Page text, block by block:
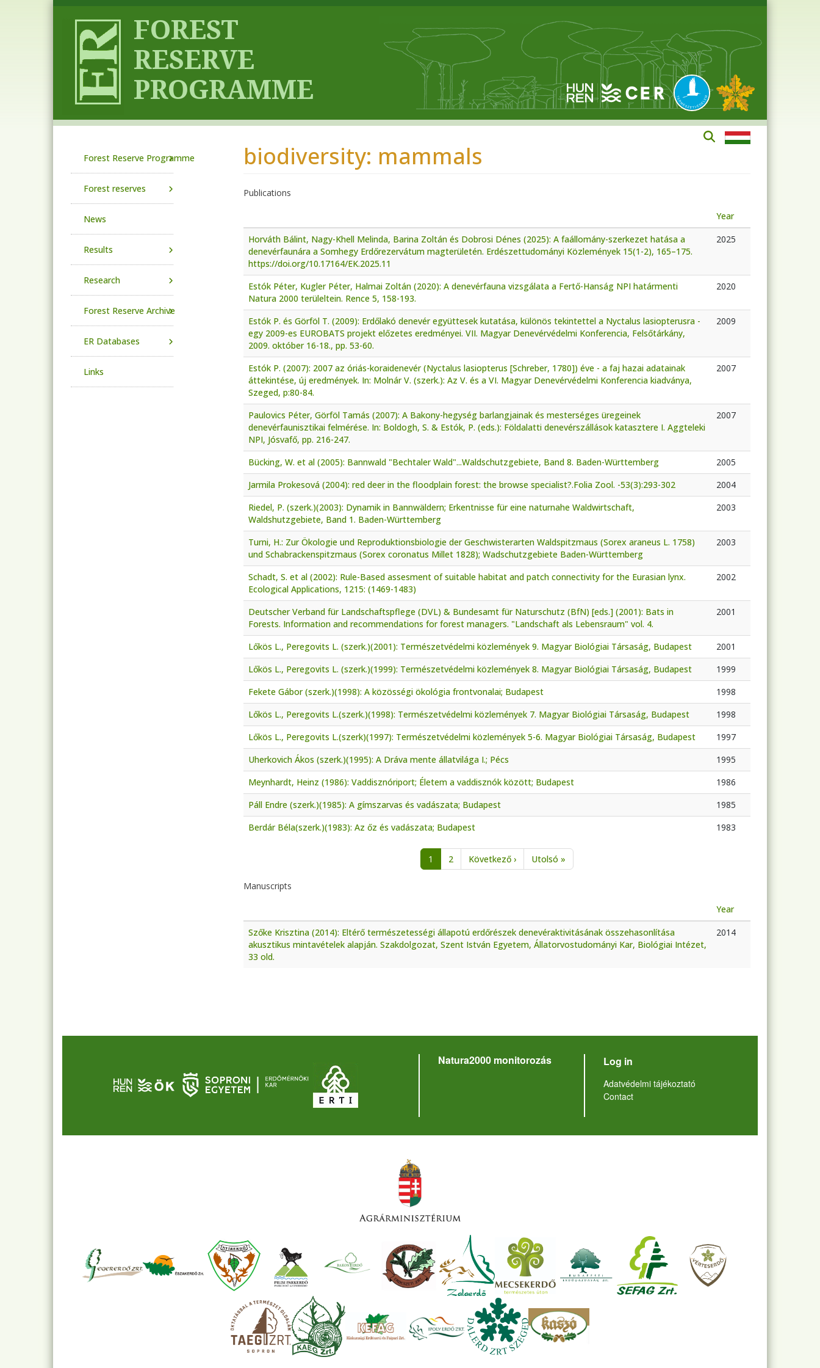
biodiversity: mammals
Publications
Year
Horváth Bálint, Nagy-Khell Melinda, Barina Zoltán és Dobrosi Dénes (2025): A faállomány-szerkezet hatása a
denevérfaunára a Somhegy Erdőrezervátum magterületén. Erdészettudományi Közlemények 15(1-2), 165–175.
https://doi.org/10.17164/EK.2025.11
2025
Estók Péter, Kugler Péter, Halmai Zoltán (2020): A denevérfauna vizsgálata a Fertő-Hanság NPI határmenti
Natura 2000 terüleltein. Rence 5, 158-193.
2020
Estók P. és Görföl T. (2009): Erdőlakó denevér együttesek kutatása, különös tekintettel a Nyctalus lasiopterusra -
egy 2009-es EUROBATS projekt előzetes eredményei. VII. Magyar Denevérvédelmi Konferencia, Felsőtárkány,
2009. október 16-18., pp. 53-60.
2009
Estók P. (2007): 2007 az óriás-koraidenevér (Nyctalus lasiopterus [Schreber, 1780]) éve - a faj hazai adatainak
áttekintése, új eredmények. In: Molnár V. (szerk.): Az V. és a VI. Magyar Denevérvédelmi Konferencia kiadványa,
Szeged, p:80-84.
2007
Paulovics Péter, Görföl Tamás (2007): A Bakony-hegység barlangjainak és mesterséges üregeinek
denevérfaunisztikai felmérése. In: Boldogh, S. & Estók, P. (eds.): Földalatti denevérszállások katasztere I. Aggteleki
NPI, Jósvafő, pp. 216-247.
2007
Bücking, W. et al (2005): Bannwald "Bechtaler Wald"...Waldschutzgebiete, Band 8. Baden-Württemberg
2005
Jarmila Prokesová (2004): red deer in the floodplain forest: the browse specialist?.Folia Zool. -53(3):293-302
2004
Riedel, P. (szerk.)(2003): Dynamik in Bannwäldern; Erkentnisse für eine naturnahe Waldwirtschaft,
Waldshutzgebiete, Band 1. Baden-Württemberg
2003
Turni, H.: Zur Ökologie und Reproduktionsbiologie der Geschwisterarten Waldspitzmaus (Sorex araneus L. 1758)
und Schabrackenspitzmaus (Sorex coronatus Millet 1828); Wadschutzgebiete Baden-Württemberg
2003
Schadt, S. et al (2002): Rule-Based assesment of suitable habitat and patch connectivity for the Eurasian lynx.
Ecological Applications, 1215: (1469-1483)
2002
Deutscher Verband für Landschaftspflege (DVL) & Bundesamt für Naturschutz (BfN) [eds.] (2001): Bats in
Forests. Information and recommendations for forest managers. "Landschaft als Lebensraum" vol. 4.
2001
Lőkös L., Peregovits L. (szerk.)(2001): Természetvédelmi közlemények 9. Magyar Biológiai Társaság, Budapest
2001
Lőkös L., Peregovits L. (szerk.)(1999): Természetvédelmi közlemények 8. Magyar Biológiai Társaság, Budapest
1999
Fekete Gábor (szerk.)(1998): A közösségi ökológia frontvonalai; Budapest
1998
Lőkös L., Peregovits L.(szerk.)(1998): Természetvédelmi közlemények 7. Magyar Biológiai Társaság, Budapest
1998
Lőkös L., Peregovits L.(szerk)(1997): Természetvédelmi közlemények 5-6. Magyar Biológiai Társaság, Budapest
1997
Uherkovich Ákos (szerk.)(1995): A Dráva mente állatvilága I.; Pécs
1995
Meynhardt, Heinz (1986): Vaddisznóriport; Életem a vaddisznók között; Budapest
1986
Páll Endre (szerk.)(1985): A gímszarvas és vadászata; Budapest
1985
Berdár Béla(szerk.)(1983): Az őz és vadászata; Budapest
1983
1 2 Következő ›Next page
Utolsó »
Manuscripts
Year
Szőke Krisztina (2014): Eltérő természetességi állapotú erdőrészek denevéraktivitásának összehasonlítása
akusztikus mintavételek alapján. Szakdolgozat, Szent István Egyetem, Állatorvostudományi Kar, Biológiai Intézet,
33 old.
2014
Forest Reserve Programme
Forest reserves
News
Results
Research
Forest Reserve Archive
ER Databases
Links
Natura2000 monitorozás User account menu
Log in
Lábléc
Adatvédelmi tájékoztató
Contact